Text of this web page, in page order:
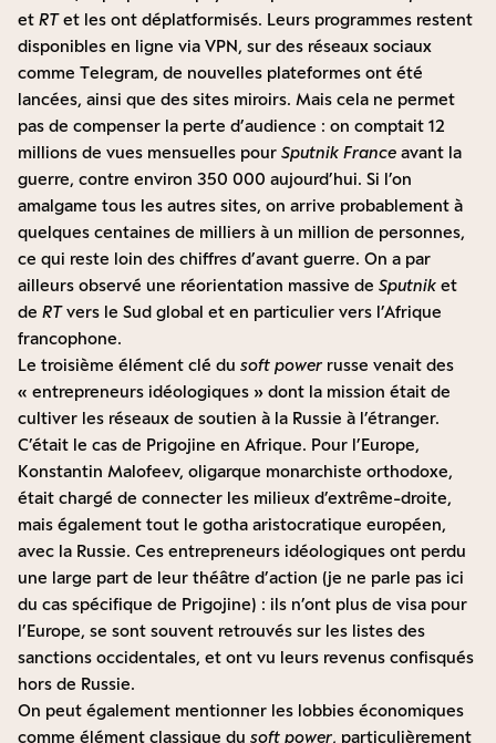
et RTet les ont déplatformisés. Leurs programmes restent
disponibles en ligne via VPN, sur des réseaux sociaux
comme Telegram, de nouvelles plateformes ont été
lancées, ainsi que des sites miroirs. Mais cela ne permet
pas de compenser la perte d’audience : on comptait 12
millions de vues mensuelles pour Sputnik France avant la
guerre, contre environ 350 000 aujourd’hui. Si l’on
amalgame tous les autres sites, on arrive probablement à
quelques centaines de milliers à un million de personnes,
ce qui reste loin des chiffres d’avant guerre. On a par
ailleurs observé une réorientation massive de Sputnik et
de RTvers le Sud global et en particulier vers l’Afrique
francophone.
Le troisième élément clé du soft power russe venait des
« entrepreneurs idéologiques » dont la mission était de
cultiver les réseaux de soutien à la Russie à l’étranger.
C’était le cas de Prigojine en Afrique. Pour l’Europe,
Konstantin Malofeev, oligarque monarchiste orthodoxe,
était chargé de connecter les milieux d’extrême-droite,
mais également tout le gotha aristocratique européen,
avec la Russie. Ces entrepreneurs idéologiques ont perdu
une large part de leur théâtre d’action (je ne parle pas ici
du cas spécifique de Prigojine) : ils n’ont plus de visa pour
l’Europe, se sont souvent retrouvés sur les listes des
sanctions occidentales, et ont vu leurs revenus confisqués
hors de Russie.
On peut également mentionner les lobbies économiques
comme élément classique du soft power, particulièrement